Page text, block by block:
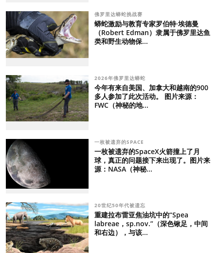
佛罗里达蟒蛇挑战赛
蟒蛇激励与教育专家罗伯特·埃德曼
（Robert Edman）隶属于佛罗里达鱼
类和野生动物保...
2026年佛罗里达蟒蛇
今年有来自美国、加拿大和越南的900
多人参加了此次活动。 图片来源：
FWC（神秘的地...
一枚被遗弃的SPACE
一枚被遗弃的SpaceX火箭撞上了月
球，真正的问题接下来出现了。图片来
源：NASA（神秘...
20世纪50年代被遗忘
重建拉布雷亚焦油坑中的“Spea
labreae，sp.nov.”（深色锹足，中间
和右边），与该...